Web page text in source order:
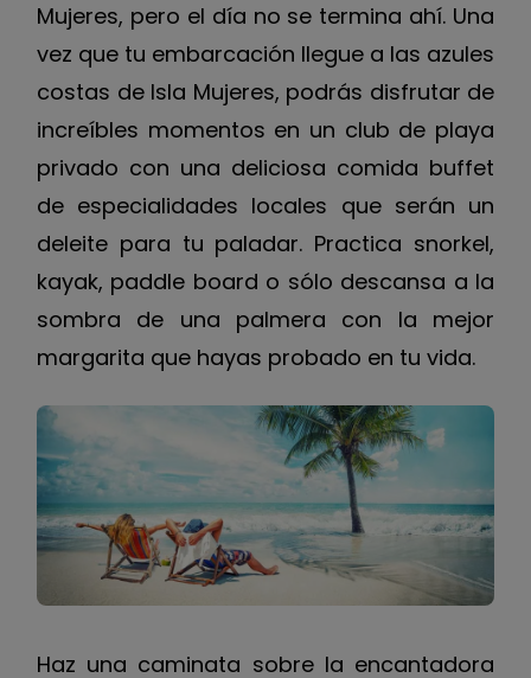
Mujeres, pero el día no se termina ahí. Una
vez que tu embarcación llegue a las azules
costas de Isla Mujeres, podrás disfrutar de
increíbles momentos en un club de playa
privado con una deliciosa comida buffet
de especialidades locales que serán un
deleite para tu paladar. Practica snorkel,
kayak, paddle board o sólo descansa a la
sombra de una palmera con la mejor
margarita que hayas probado en tu vida.
Haz una caminata sobre la encantadora